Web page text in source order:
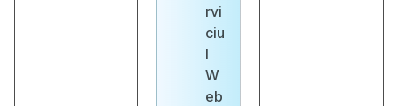
rvi
ciu
l
W
eb